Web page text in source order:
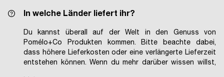
Tage). Sollten dazu Fragen bestehen, kannst du dich
untersupport@pomelo-co.de.
In welche Länder liefert ihr?
Du kannst überall auf der Welt in den Genuss von
Pomélo+Co Produkten kommen. Bitte beachte dabei,
dass höhere Lieferkosten oder eine verlängerte Lieferzeit
entstehen können. Wenn du mehr darüber wissen willst,